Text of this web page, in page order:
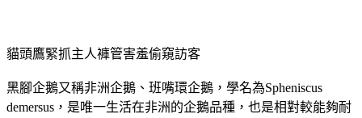
貓頭鷹緊抓主人褲管害羞偷窺訪客
黑腳企鵝又稱非洲企鵝、班嘴環企鵝，學名為Spheniscus
demersus，是唯一生活在非洲的企鵝品種，也是相對較能夠耐